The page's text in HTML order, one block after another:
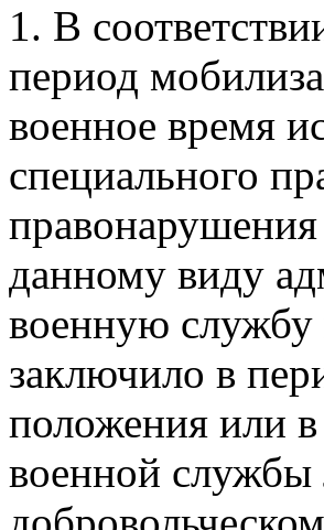
1. В
период
военное время
специального
правонарушения
данному виду
военную службу
заключило в
положения или
военной службы